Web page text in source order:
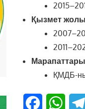
Қызмет
ҚМДБ-
Facebook